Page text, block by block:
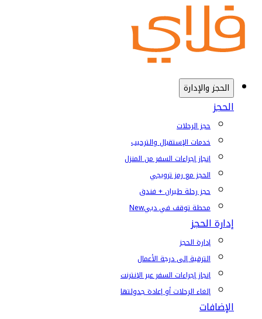
الحجز والإدارة
الحجز
حجز الرحلات
خدمات الإستقبال والترحيب
إنجاز إجراءات السفر من المنزل
الحجز مع رمز ترويجي
حجز رحلة طيران + فندق
محطة توقف في دبيNew
إدارة الحجز
إدارة الحجز
الترقية إلى درجة الأعمال
إنجاز إجراءات السفر عبر الإنترنت
إلغاء الرحلات أو إعادة جدولتها
الإضافات